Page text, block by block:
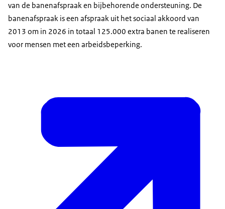
van de banenafspraak en bijbehorende ondersteuning. De
banenafspraak is een afspraak uit het sociaal akkoord van
2013 om in 2026 in totaal 125.000 extra banen te realiseren
voor mensen met een arbeidsbeperking.